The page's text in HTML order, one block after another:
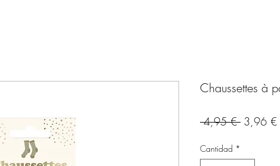
Chaussettes à
4,95 € Precio
3,96 €
Cantidad *